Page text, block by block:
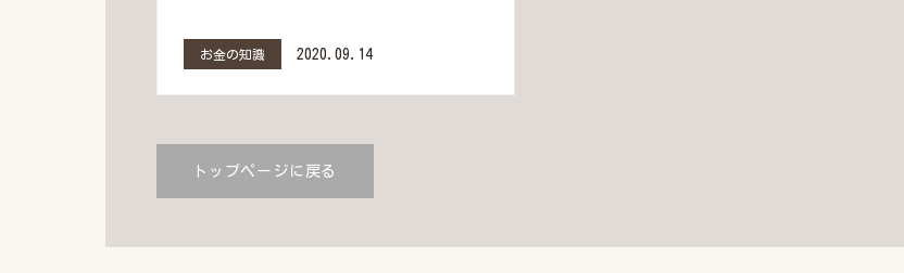
お金の知識 2020.09.14
トップページに戻る